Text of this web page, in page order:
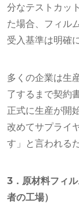
分なテストカッ
た場合、フィル
受入基準は明確
多くの企業は生
了するまで契約
正式に生産が開
改めてサプライ
す」と言われる
3．原材料フィ
者の工場）